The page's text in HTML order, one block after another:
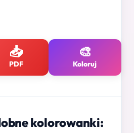
📥
PDF
🎨
Koloruj
kolorowanki: